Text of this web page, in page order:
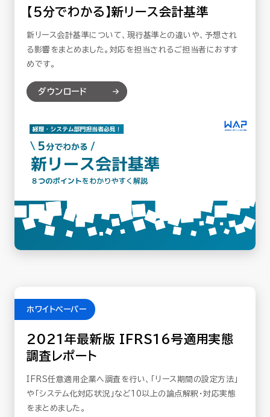
【5分でわかる】新リース会計基準
新リース会計基準について、現行基準との違いや、予想され
る影響をまとめました。対応を担当されるご担当者におすす
めです。
ダウンロード
ホワイトペーパー
2021年最新版 IFRS16号適用実態
調査レポート
IFRS任意適用企業へ調査を行い、「リース期間の設定方法」
や「システム化対応状況」など10以上の論点解釈・対応実態
をまとめました。